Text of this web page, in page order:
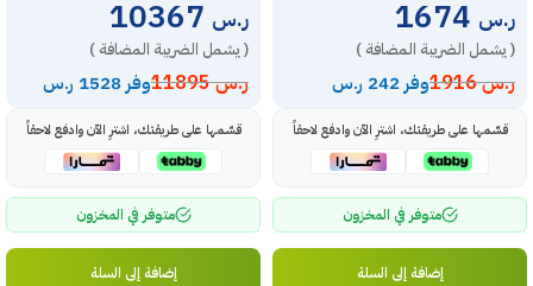
ر.س
( يشمل الضريبة المضافة )
ر.س1916 وفر 242 ر.س
قسّمها على طريقتك، اشترِ الآن وادفع لاحقاً
متوفر في المخزون
إضافة إلى السلة
ر.س
( يشمل الضريبة المضافة )
ر.س11895 وفر 1528 ر.س
قسّمها على طريقتك، اشترِ الآن وادفع لاحقاً
متوفر في المخزون
إضافة إلى السلة